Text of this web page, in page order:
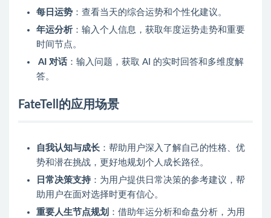
每日运势 ：查看当天的综合运势和个性化建议。
年运分析 ：输入个人信息，获取年度运势走势和重要
时间节点。
AI 对话 ：输入问题，获取 AI 的实时回答和多维度解
答。
FateTell的应用场景
自我认知与成长 ：帮助用户深入了解自己的性格、优
势和潜在挑战，更好地规划个人成长路径。
日常决策支持：为用户提供日常决策的参考建议，帮
助用户在面对选择时更有信心。
重要人生节点规划 ：借助年运分析和命盘分析，为用